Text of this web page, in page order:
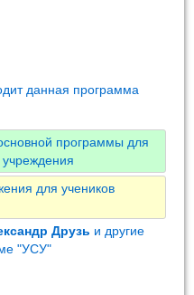
данная программа
программы для
учреждения
для учеников
Друзь и другие
"УСУ"